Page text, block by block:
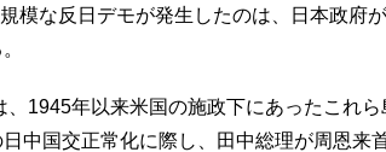
模な反日デモが発生したのは、日本政府
1945年以来米国の施政下にあったこれら
中国交正常化に際し、田中総理が周恩来